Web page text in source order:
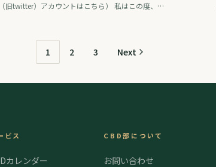
（旧twitter）アカウントはこちら） 私はこの度、
1 2 3 Next
ビス
カレンダー
CBD部について
お問い合わせ